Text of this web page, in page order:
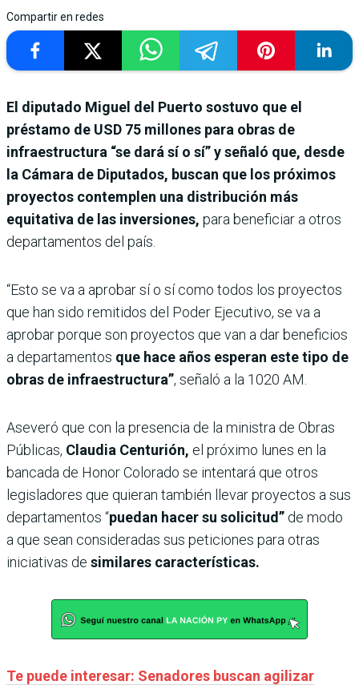
Compartir en redes
El diputado Miguel del Puerto sostuvo que el
préstamo de USD 75 millones para obras de
infraestructura “se dará sí o sí” y señaló que, desde
la Cámara de Diputados, buscan que los próximos
proyectos contemplen una distribución más
equitativa de las inversiones, para beneficiar a otros
departamentos del país.
“Esto se va a aprobar sí o sí como todos los proyectos
que han sido remitidos del Poder Ejecutivo, se va a
aprobar porque son proyectos que van a dar beneficios
a departamentos que hace años esperan este tipo de
obras de infraestructura”, señaló a la 1020 AM.
Aseveró que con la presencia de la ministra de Obras
Públicas, Claudia Centurión, el próximo lunes en la
bancada de Honor Colorado se intentará que otros
legisladores que quieran también llevar proyectos a sus
departamentos “puedan hacer su solicitud” de modo
a que sean consideradas sus peticiones para otras
iniciativas de similares características.
Te puede interesar: Senadores buscan agilizar